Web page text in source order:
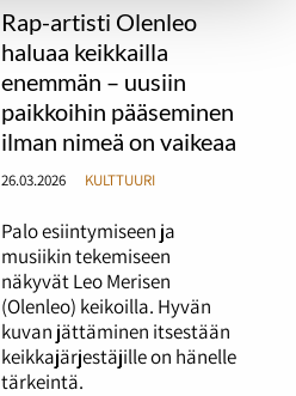
Rap-artisti Olenleo
haluaa keikkailla
enemmän – uusiin
paikkoihin pääseminen
ilman nimeä on vaikeaa
26.03.2026 KULTTUURI
Palo esiintymiseen ja
musiikin tekemiseen
näkyvät Leo Merisen
(Olenleo) keikoilla. Hyvän
kuvan jättäminen itsestään
keikkajärjestäjille on hänelle
tärkeintä.